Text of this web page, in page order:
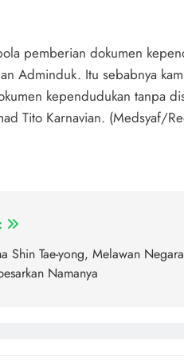
pemberian dokumen
Adminduk. Itu sebabnya
kependudukan tanpa
Tito Karnavian. (Medsyaf/
Shin Tae-yong, Melawan
Namanya